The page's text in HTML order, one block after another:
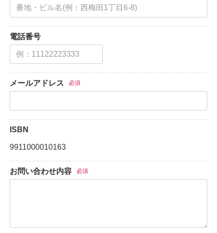
電話番号
メールアドレス 必須
ISBN
9911000010163
お問い合わせ内容 必須